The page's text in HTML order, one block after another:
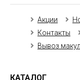
Акции
Контакты
Вывоз
КАТАЛОГ